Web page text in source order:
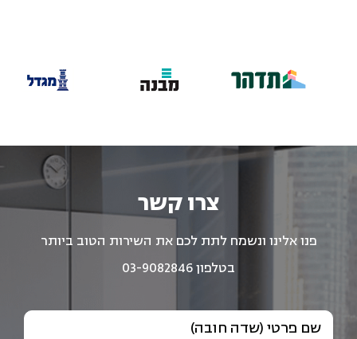
צרו קשר
פנו אלינו ונשמח לתת לכם את השירות הטוב ביותר
בטלפון 03-9082846
שם פרטי (שדה חובה)